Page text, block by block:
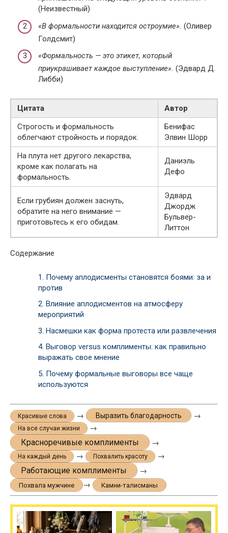
(Неизвестный)
«В формальности находится остроумие». (Оливер
Голдсмит)
«Формальность — это этикет, который
приукрашивает каждое выступление». (Эдвард Д.
Либби)
Цитата
Автор
Строгость и формальность
облегчают стройность и порядок.
Бенифас
Элвин Шорр
На плута нет другого лекарства,
кроме как полагать на
формальность.
Даниэль
Дефо
Если грубиян должен заснуть,
обратите на него внимание —
приготовьтесь к его обидам.
Эдвард
Джордж
Бульвер-
Литтон
Содержание
1. Почему аплодисменты становятся боями: за и
против
2. Влияние аплодисментов на атмосферу
мероприятий
3. Насмешки как форма протеста или развлечения
4. Выговор versus комплименты: как правильно
выражать свое мнение
5. Почему формальные выговоры все чаще
используются
Красивые слова → Выразить благодарность →
На все случаи жизни →
Красноречивые комплименты →
На каждый день → Похвалить красоту →
Работающие комплименты →
Похвала мужчине → Камни-талисманы